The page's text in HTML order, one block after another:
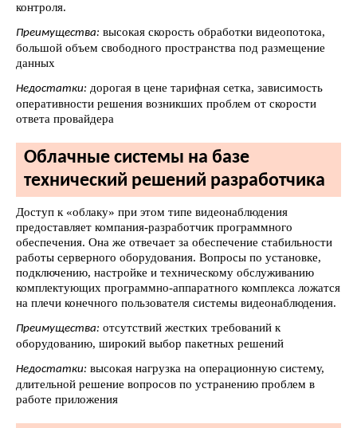
контроля.
Преимущества: высокая скорость обработки видеопотока,
большой объем свободного пространства под размещение
данных
Недостатки: дорогая в цене тарифная сетка, зависимость
оперативности решения возникших проблем от скорости
ответа провайдера
Облачные системы на базе
технический решений разработчика
Доступ к «облаку» при этом типе видеонаблюдения
предоставляет компания-разработчик программного
обеспечения. Она же отвечает за обеспечение стабильности
работы серверного оборудования. Вопросы по установке,
подключению, настройке и техническому обслуживанию
комплектующих программно-аппаратного комплекса ложатся
на плечи конечного пользователя системы видеонаблюдения.
Преимущества: отсутствий жестких требований к
оборудованию, широкий выбор пакетных решений
Недостатки: высокая нагрузка на операционную систему,
длительной решение вопросов по устранению проблем в
работе приложения